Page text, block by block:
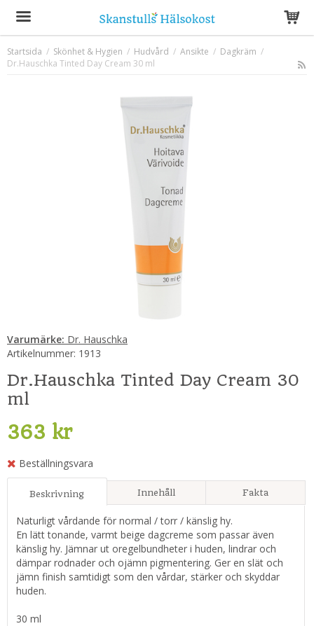
Produkten har blivit tillagd i varukorgen
Startsida / Skönhet & Hygien / Hudvård / Ansikte / Dagkräm /
Dr.Hauschka Tinted Day Cream 30 ml
Varumärke: Dr. Hauschka
Artikelnummer: 1913
Dr.Hauschka Tinted Day Cream 30
ml
363 kr
Beställningsvara
Beskrivning Innehåll Fakta
Naturligt vårdande för normal / torr / känslig hy.
En lätt tonande, varmt beige dagcreme som passar även
känslig hy. Jämnar ut oregelbundheter i huden, lindrar och
dämpar rodnader och ojämn pigmentering. Ger en slät och
jämn finish samtidigt som den vårdar, stärker och skyddar
huden.
30 ml